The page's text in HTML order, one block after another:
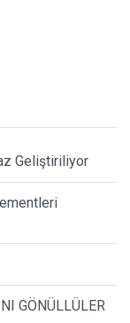
Geliştiriliyor
GÖNÜLLÜLER